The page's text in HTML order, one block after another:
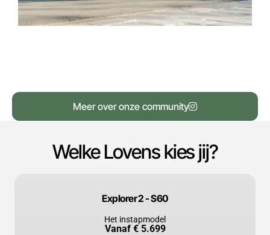
Meer over onze community
Welke Lovens kies jij?
Explorer 2 - S60
Het instapmodel
Vanaf € 5.699